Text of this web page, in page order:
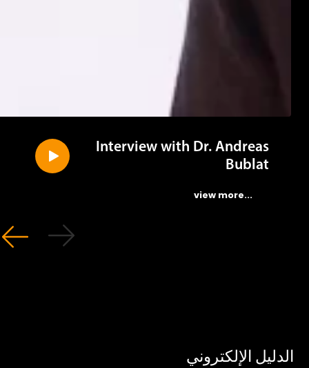
Interview with Dr. Andreas
Bublat
الإلكتروني